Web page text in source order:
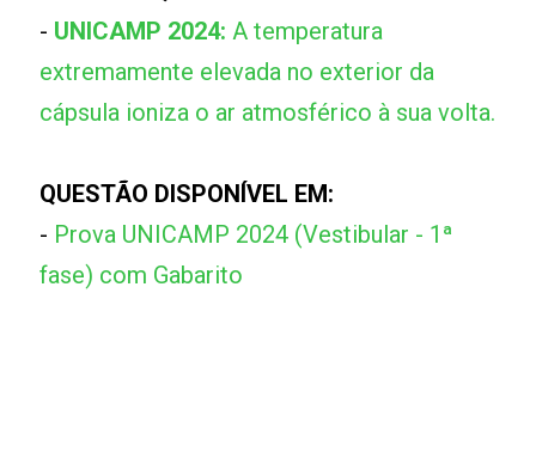
- UNICAMP 2024:A temperatura
extremamente elevada no exterior da
cápsula ioniza o ar atmosférico à sua volta.
QUESTÃO DISPONÍVEL EM:
- Prova UNICAMP 2024 (Vestibular - 1ª
fase) com Gabarito